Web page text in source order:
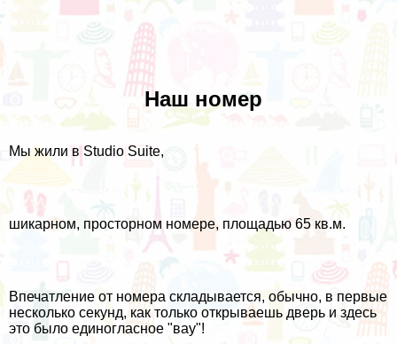
Наш номер
Мы жили в Studio Suite,
шикарном, просторном номере, площадью 65 кв.м.
Впечатление от номера складывается, обычно, в первые
несколько секунд, как только открываешь дверь и здесь
это было единогласное "вау"!